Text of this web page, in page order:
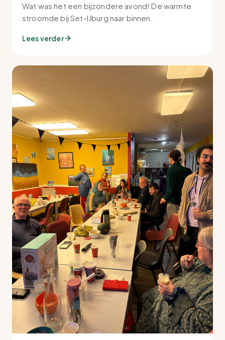
Wat was het een bijzondere avond! De warmte
stroomde bij Set-IJburg naar binnen.
Lees verder